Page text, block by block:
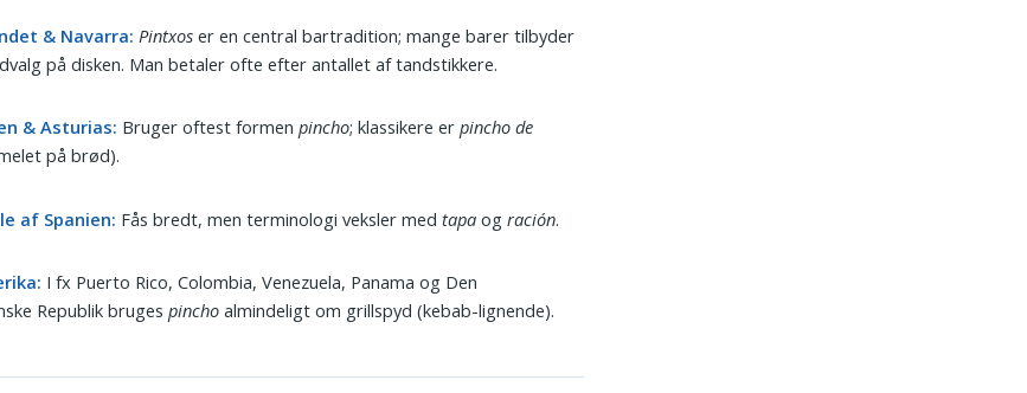
& Navarra: Pintxos er en central bartradition; mange barer tilbyder
på disken. Man betaler ofte efter antallet af tandstikkere.
& Asturias: Bruger oftest formenpincho; klassikere erpincho de
på brød).
af Spanien: Fås bredt, men terminologi veksler medtapa ogración.
I fx Puerto Rico, Colombia, Venezuela, Panama og Den
Republik brugespincho almindeligt om grillspyd (kebab-lignende).